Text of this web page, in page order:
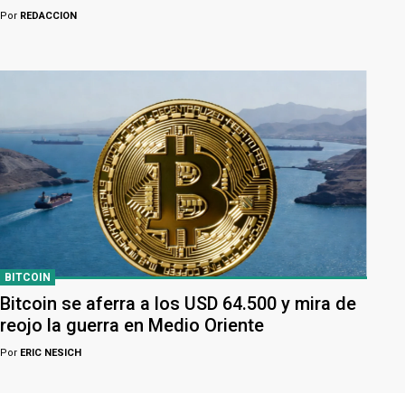
Por REDACCION
BITCOIN
Bitcoin se aferra a los USD 64.500 y mira de
reojo la guerra en Medio Oriente
Por ERIC NESICH